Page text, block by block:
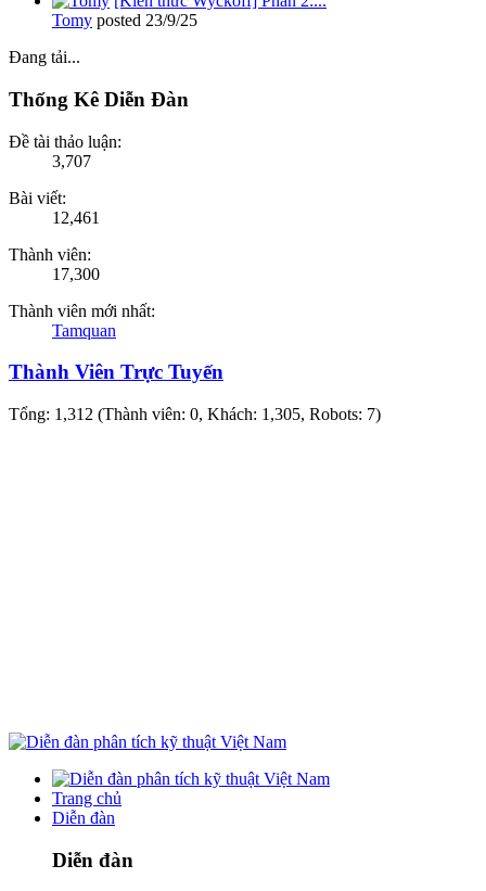
Tomy posted 23/9/25
Đang tải...
Thống Kê Diễn Đàn
Đề tài thảo luận:
3,707
Bài viết:
12,461
Thành viên:
17,300
Thành viên mới nhất:
Tamquan
Thành Viên Trực Tuyến
Tổng: 1,312 (Thành viên: 0, Khách: 1,305, Robots: 7)
Trang chủ
Diễn đàn
Diễn đàn